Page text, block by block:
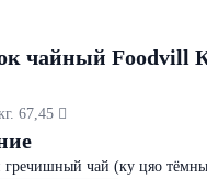
чайный Foodvill
67,45 
гречишный чай (ку цяо